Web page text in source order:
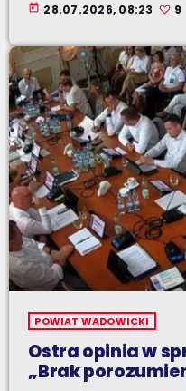
today 28.07.2026, 08:23 9
POWIAT WADOWICKI
Ostra opinia w
„Brak